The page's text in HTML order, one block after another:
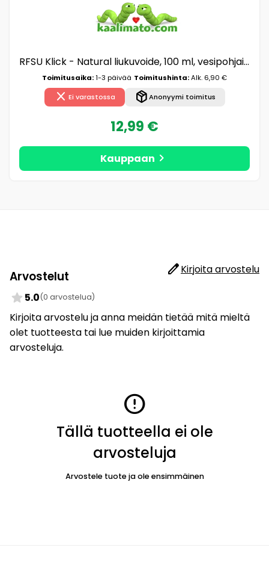
RFSU Klick - Natural liukuvoide, 100 ml, vesipohjainen, vegaaninen, dermatologisesti testattu, hellävarainen
Toimitusaika:1-3 päivää Toimitushinta:Alk. 6,90 €
close Ei varastossa package_2Anonyymi toimitus
12,99 €
Kauppaan chevron_right
Arvostelut editKirjoita arvostelu
star 5.0(0 arvostelua)
Kirjoita arvostelu ja anna meidän tietää mitä mieltä
olet tuotteesta tai lue muiden kirjoittamia
arvosteluja.
error
Tällä tuotteella ei ole
arvosteluja
Arvostele tuote ja ole ensimmäinen